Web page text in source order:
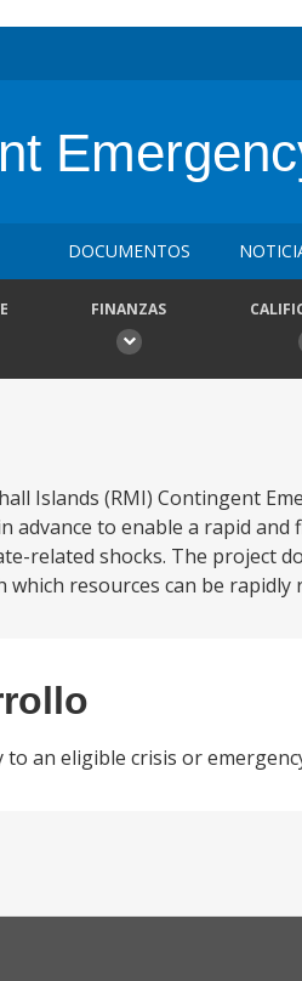
DOCUMENTOS
FINANZAS
Islands (RMI) Contingent
advance to enable a rapid
related shocks. The project
resources can be rapidly
an eligible crisis or